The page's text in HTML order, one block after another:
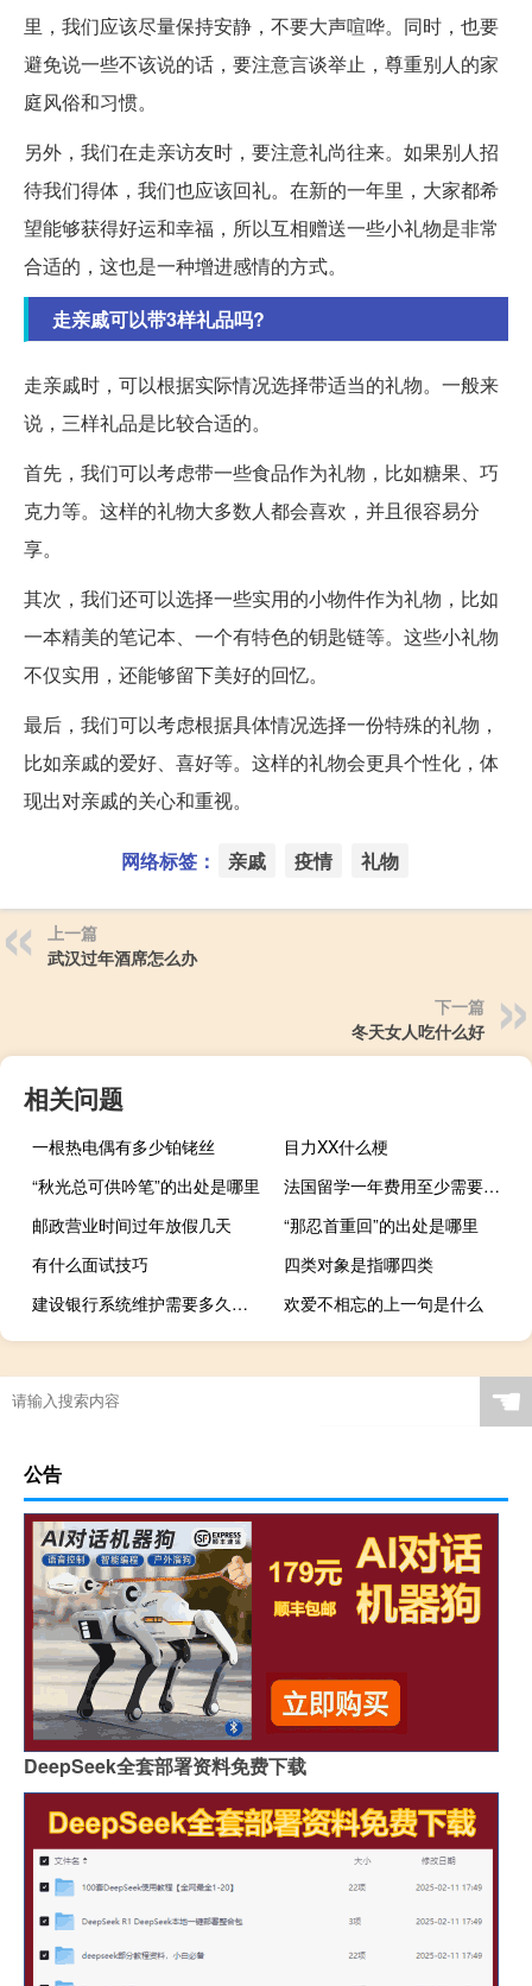
里，我们应该尽量保持安静，不要大声喧哗。同时，也要
避免说一些不该说的话，要注意言谈举止，尊重别人的家
庭风俗和习惯。
另外，我们在走亲访友时，要注意礼尚往来。如果别人招
待我们得体，我们也应该回礼。在新的一年里，大家都希
望能够获得好运和幸福，所以互相赠送一些小礼物是非常
合适的，这也是一种增进感情的方式。
走亲戚可以带3样礼品吗?
走亲戚时，可以根据实际情况选择带适当的礼物。一般来
说，三样礼品是比较合适的。
首先，我们可以考虑带一些食品作为礼物，比如糖果、巧
克力等。这样的礼物大多数人都会喜欢，并且很容易分
享。
其次，我们还可以选择一些实用的小物件作为礼物，比如
一本精美的笔记本、一个有特色的钥匙链等。这些小礼物
不仅实用，还能够留下美好的回忆。
最后，我们可以考虑根据具体情况选择一份特殊的礼物，
比如亲戚的爱好、喜好等。这样的礼物会更具个性化，体
现出对亲戚的关心和重视。
网络标签： 亲戚 疫情 礼物
上一篇
武汉过年酒席怎么办
下一篇
冬天女人吃什么好
相关问题
一根热电偶有多少铂铑丝
目力XX什么梗
“秋光总可供吟笔”的出处是哪里
法国留学一年费用至少需要多少
邮政营业时间过年放假几天
“那忍首重回”的出处是哪里
有什么面试技巧
四类对象是指哪四类
建设银行系统维护需要多久（建设银行系统维护需要多久）
欢爱不相忘的上一句是什么
☚
公告
DeepSeek全套部署资料免费下载